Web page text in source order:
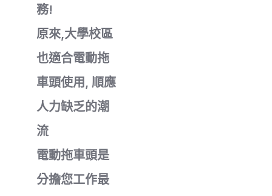
務!
原來,大學校區
也適合電動拖
車頭使用, 順應
人力缺乏的潮
流
電動拖車頭是
分擔您工作最